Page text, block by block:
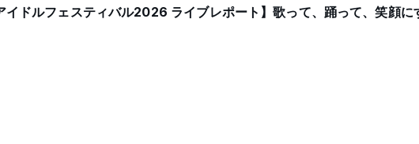
イドルフェスティバル2026 ライブレポート】歌って、踊って、笑顔